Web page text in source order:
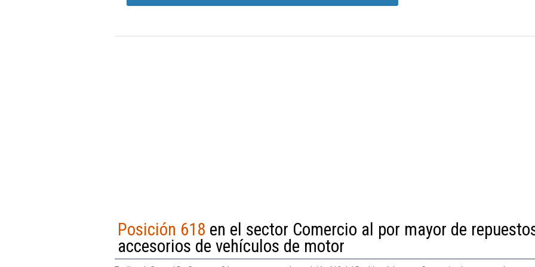
Posición 618 en el sector Comercio al por mayor de
accesorios de vehículos de motor